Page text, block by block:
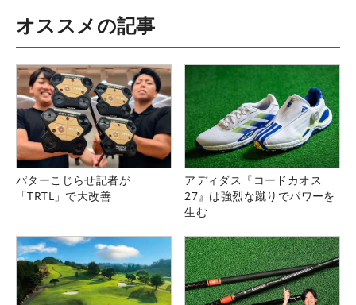
オススメの記事
パターこじらせ記者が
「TRTL」で大改善
アディダス『コードカオス
27』は強烈な蹴りでパワーを
生む